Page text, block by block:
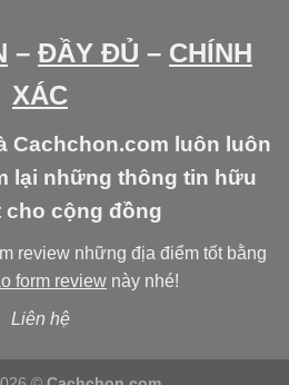
– ĐẦY ĐỦ – CHÍNH
XÁC
Cachchon.com luôn luôn
lại những thông tin hữu
cho cộng đồng
review những địa điểm tốt bằng
form review này nhé!
Liên hệ